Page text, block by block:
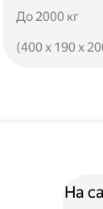
До 2000 кг
(400 x 190 x
На